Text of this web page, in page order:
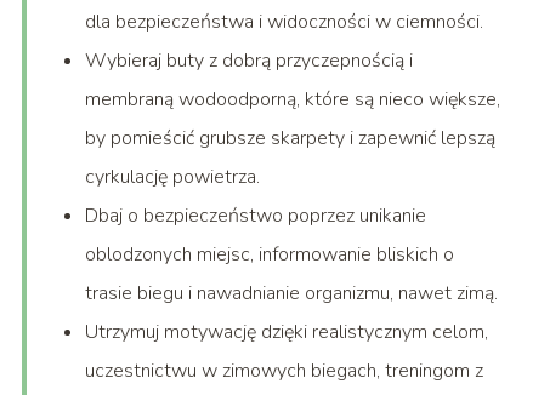
dla bezpieczeństwa i widoczności w ciemności.
Wybieraj buty z dobrą przyczepnością i
membraną wodoodporną, które są nieco większe,
by pomieścić grubsze skarpety i zapewnić lepszą
cyrkulację powietrza.
Dbaj o bezpieczeństwo poprzez unikanie
oblodzonych miejsc, informowanie bliskich o
trasie biegu i nawadnianie organizmu, nawet zimą.
Utrzymuj motywację dzięki realistycznym celom,
uczestnictwu w zimowych biegach, treningom z